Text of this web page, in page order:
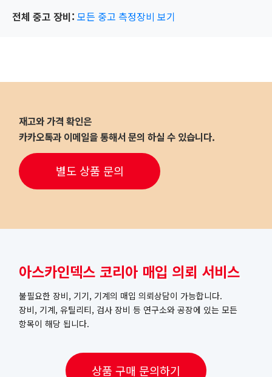
전체 중고 장비: 모든 중고 측정장비 보기
재고와 가격 확인은
카카오톡과 이메일을 통해서 문의 하실 수 있습니다.
별도 상품 문의
아스카인덱스 코리아 매입 의뢰 서비스
불필요한 장비, 기기, 기계의 매입 의뢰상담이 가능합니다.
장비, 기계, 유틸리티, 검사 장비 등 연구소와 공장에 있는 모든
항목이 해당 됩니다.
상품 구매 문의하기